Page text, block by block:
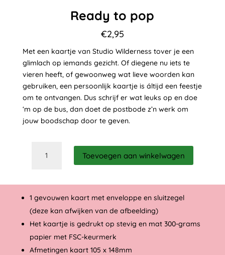
Ready to pop
€2,95
Met een kaartje van Studio Wilderness tover je een
glimlach op iemands gezicht. Of diegene nu iets te
vieren heeft, of gewoonweg wat lieve woorden kan
gebruiken, een persoonlijk kaartje is áltijd een feestje
om te ontvangen. Dus schrijf er wat leuks op en doe
‘m op de bus, dan doet de postbode z’n werk om
jouw boodschap door te geven.
Toevoegen aan winkelwagen
1 gevouwen kaart met enveloppe en sluitzegel
(deze kan afwijken van de afbeelding)
Het kaartje is gedrukt op stevig en mat 300-grams
papier met FSC-keurmerk
Afmetingen kaart 105 x 148mm